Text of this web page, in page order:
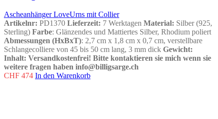
Ascheanhänger LoveUrns mit Collier
Artikelnr: PD1370 Lieferzeit: 7 Werktagen Material: Silber (925,
Sterling) Farbe: Glänzendes und Mattiertes Silber, Rhodium poliert
Abmessungen (HxBxT): 2,7 cm x 1,8 cm x 0,7 cm, verstellbare
Schlangecolliere von 45 bis 50 cm lang, 3 mm dick Gewicht:
Inhalt: Versandkostenfrei! Bitte kontaktieren sie mich wenn sie
weitere fragen haben info@billigsarge.ch
CHF 474 In den Warenkorb